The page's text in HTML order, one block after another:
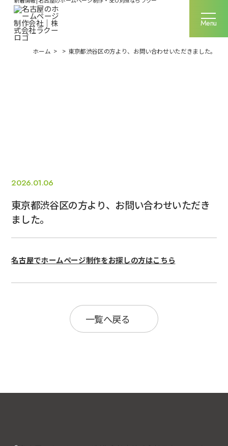
Menu
Menu
お客様の声
企業情報
よくある質問
代理店募集
お問い合わせ 無料Zoom相談
ホーム > >東京都渋谷区の方より、お問い合わせいただきました。
2026.01.06
東京都渋谷区の方より、お問い合わせいただき
ました。
名古屋でホームページ制作をお探しの方はこちら
一覧へ戻る